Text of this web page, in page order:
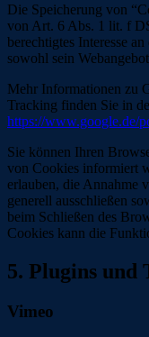
Die Speicherung von
von Art. 6 Abs. 1 lit. f
berechtigtes Interesse
sowohl sein
Mehr Informationen zu
Tracking finden Sie in
https://www.google.de/
Sie können Ihren
von Cookies informiert
erlauben, die Annahme
generell ausschließen
beim Schließen des
Cookies kann die
5. Plugins und
Vimeo